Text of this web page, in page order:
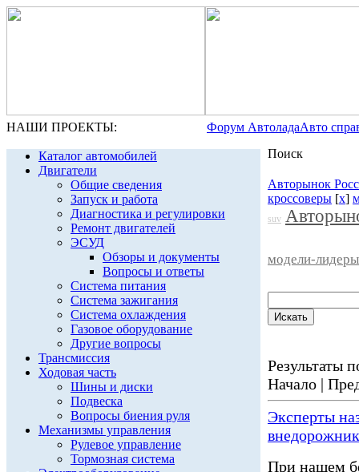
НАШИ ПРОЕКТЫ: Форум АвтоладаАвто
Каталог автомобилей
Двигатели
Общие сведения
Запуск и работа
Диагностика и регулировки
Ремонт двигателей
ЭСУД
Обзоры и документы
Вопросы и ответы
Система питания
Система зажигания
Система охлаждения
Газовое оборудование
Другие вопросы
Трансмиссия
Ходовая часть
Шины и диски
Подвеска
Вопросы биения руля
Механизмы управления
Рулевое управление
Тормозная система
Поиск
Авторынок
кроссоверы [x]
suv
модели-лидеры
Результаты
Начало |
Эксперты
При нашем